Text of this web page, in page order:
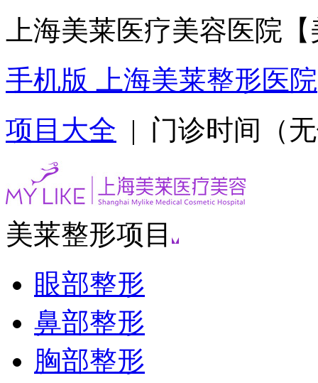
上海美莱医疗美容医院
手机版 上海美莱整形医院
项目大全 | 门诊时间（
美莱整形项目
眼部整形
鼻部整形
胸部整形